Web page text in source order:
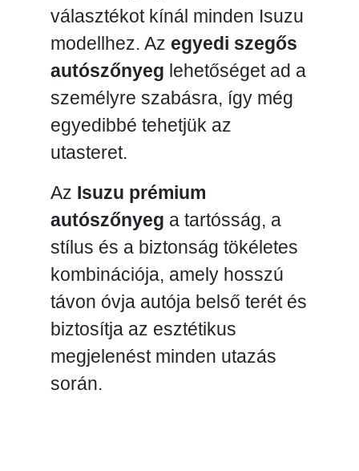
választékot kínál minden Isuzu
modellhez. Az egyedi szegős
autószőnyeg lehetőséget ad a
személyre szabásra, így még
egyedibbé tehetjük az
utasteret.
Az Isuzu prémium
autószőnyeg a tartósság, a
stílus és a biztonság tökéletes
kombinációja, amely hosszú
távon óvja autója belső terét és
biztosítja az esztétikus
megjelenést minden utazás
során.